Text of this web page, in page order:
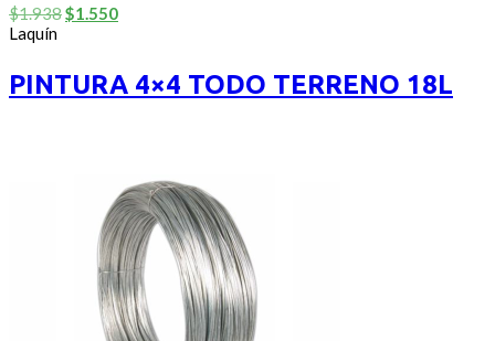
0
out
of
$1.938El
era:
$1.938.
$1.550El
es:
$1.550.
Laquín
PINTURA 4×4 TODO TERRENO 18L